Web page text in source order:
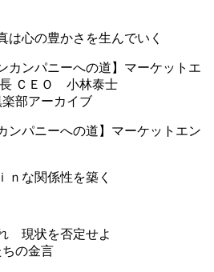
は心の豊かさを生んでいく
部アーカイブ
ンパニーへの道】マーケットエン
ｎな関係性を築く
の金言